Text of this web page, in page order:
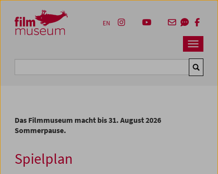
Zum Inhalt
Zum Hauptmenü
Zur Servicenavigation
Zum Suche
Navbar
EN
Das Filmmuseum macht bis 31. August 2026
Sommerpause.
Spielplan